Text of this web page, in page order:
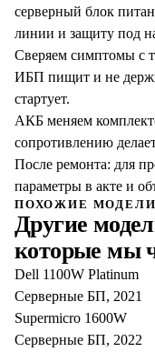
серверный блок
линии и защиту под
Сверяем симптомы с
ИБП пищит и не
стартует.
АКБ меняем
сопротивлению
После ремонта: для
параметры в акте и
ПОХОЖИЕ МОДЕЛИ
Другие
которые мы
Dell 1100W Platinum
Серверные БП, 2021
Supermicro 1600W
Серверные БП, 2022